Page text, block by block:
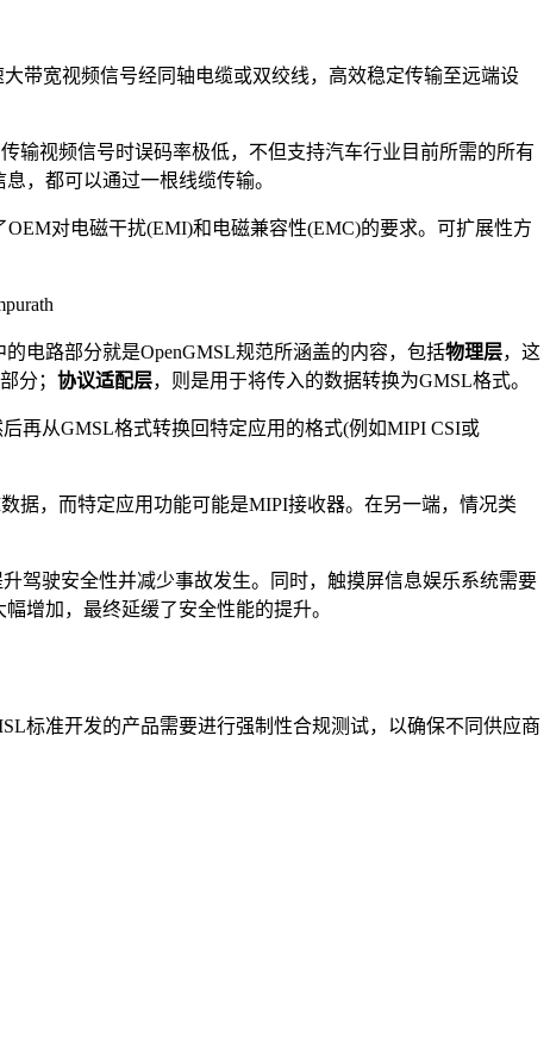
带宽视频信号经同轴电缆或双绞线，高效稳定传输至远端设
输视频信号时误码率极低，不但支持汽车行业目前所需的所有
，都可以通过一根线缆传输。
对电磁干扰(EMI)和电磁兼容性(EMC)的要求。可扩展性方
电路部分就是OpenGMSL规范所涵盖的内容，包括物理层，这
分； 协议适配层，则是用于将传入的数据转换为GMSL格式。
再从GMSL格式转换回特定应用的格式(例如MIPI CSI或
据，而特定应用功能可能是MIPI接收器。在另一端，情况类
驾驶安全性并减少事故发生。同时，触摸屏信息娱乐系统需要
增加，最终延缓了安全性能的提升。
标准开发的产品需要进行强制性合规测试，以确保不同供应商